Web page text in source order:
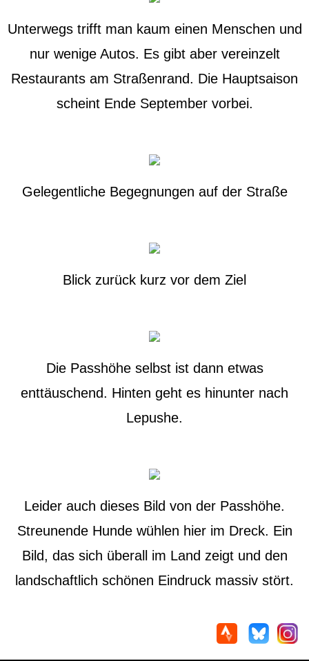
Unterwegs trifft man kaum einen Menschen und
nur wenige Autos. Es gibt aber vereinzelt
Restaurants am Straßenrand. Die Hauptsaison
scheint Ende September vorbei.
Gelegentliche Begegnungen auf der Straße
Blick zurück kurz vor dem Ziel
Die Passhöhe selbst ist dann etwas
enttäuschend. Hinten geht es hinunter nach
Lepushe.
Leider auch dieses Bild von der Passhöhe.
Streunende Hunde wühlen hier im Dreck. Ein
Bild, das sich überall im Land zeigt und den
landschaftlich schönen Eindruck massiv stört.